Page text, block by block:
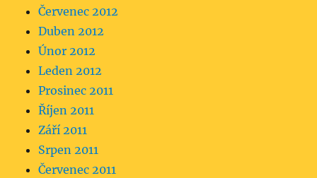
Červenec 2012
Duben 2012
Únor 2012
Leden 2012
Prosinec 2011
Říjen 2011
Září 2011
Srpen 2011
Červenec 2011